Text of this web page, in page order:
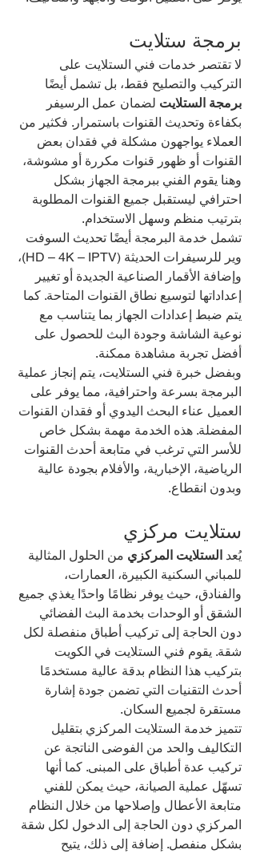
برمجة ستلايت
لا تقتصر خدمات فني الستلايت على
التركيب والتصليح فقط، بل تشمل أيضًا
برمجة الستلايت لضمان عمل الرسيفر
بكفاءة وتحديث القنوات باستمرار. فكثير من
العملاء يواجهون مشكلة في فقدان بعض
القنوات أو ظهور قنوات مكررة أو مشوشة،
وهنا يقوم الفني ببرمجة الجهاز بشكل
احترافي ليستقبل جميع القنوات المطلوبة
بترتيب منظم وسهل الاستخدام.
تشمل خدمة البرمجة أيضًا تحديث السوفت
وير للرسيفرات الحديثة (HD – 4K – IPTV)،
وإضافة الأقمار الصناعية الجديدة أو تغيير
إعداداتها لتوسيع نطاق القنوات المتاحة. كما
يتم ضبط إعدادات الجهاز بما يتناسب مع
نوعية الشاشة وجودة البث للحصول على
أفضل تجربة مشاهدة ممكنة.
وبفضل خبرة فني الستلايت، يتم إنجاز عملية
البرمجة بسرعة واحترافية، مما يوفر على
العميل عناء البحث اليدوي أو فقدان القنوات
المفضلة. هذه الخدمة مهمة بشكل خاص
للأسر التي ترغب في متابعة أحدث القنوات
الرياضية، الإخبارية، والأفلام بجودة عالية
وبدون انقطاع.
ستلايت مركزي
يُعد الستلايت المركزي من الحلول المثالية
للمباني السكنية الكبيرة، العمارات،
والفنادق، حيث يوفر نظامًا واحدًا يغذي جميع
الشقق أو الوحدات بخدمة البث الفضائي
دون الحاجة إلى تركيب أطباق منفصلة لكل
شقة. يقوم فني الستلايت في الكويت
بتركيب هذا النظام بدقة عالية مستخدمًا
أحدث التقنيات التي تضمن جودة إشارة
مستقرة لجميع السكان.
تتميز خدمة الستلايت المركزي بتقليل
التكاليف والحد من الفوضى الناتجة عن
تركيب عدة أطباق على المبنى. كما أنها
تسهّل عملية الصيانة، حيث يمكن للفني
متابعة الأعطال وإصلاحها من خلال النظام
المركزي دون الحاجة إلى الدخول لكل شقة
بشكل منفصل. إضافة إلى ذلك، يتيح